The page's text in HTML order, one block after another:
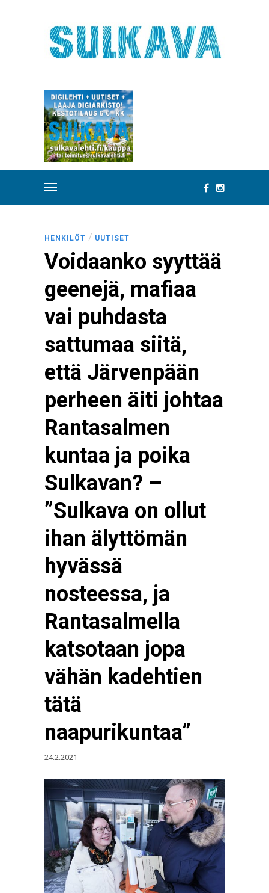
HENKILÖT / UUTISET
Voidaanko syyttää
geenejä, mafiaa
vai puhdasta
sattumaa siitä,
että Järvenpään
perheen äiti johtaa
Rantasalmen
kuntaa ja poika
Sulkavan? –
”Sulkava on ollut
ihan älyttömän
hyvässä
nosteessa, ja
Rantasalmella
katsotaan jopa
vähän kadehtien
tätä
naapurikuntaa”
24.2.2021